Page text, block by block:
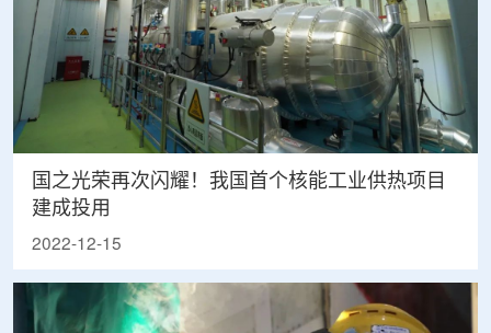
国之光荣再次闪耀！我国首个核能工业供热项目
建成投用
2022-12-15